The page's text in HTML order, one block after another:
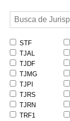
STF
TJAL
TJDF
TJMG
TJPI
TJRS
TJRN
TRF1